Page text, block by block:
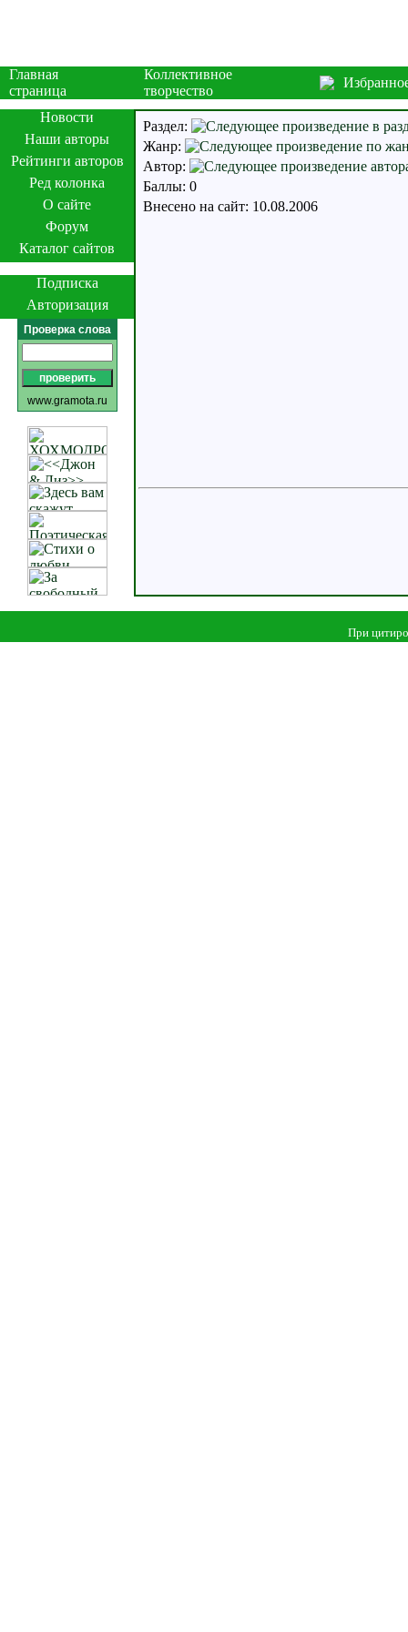
Главная
страница
Коллективное
творчество
Новости
Наши авторы
Рейтинги авторов
Ред колонка
О сайте
Форум
Каталог сайтов
Подписка
Авторизация
Проверка слова
www.gramota.ru
Раздел:
Жанр:
Автор:
Баллы: 0
Внесено на сайт: 10.08.2006
При